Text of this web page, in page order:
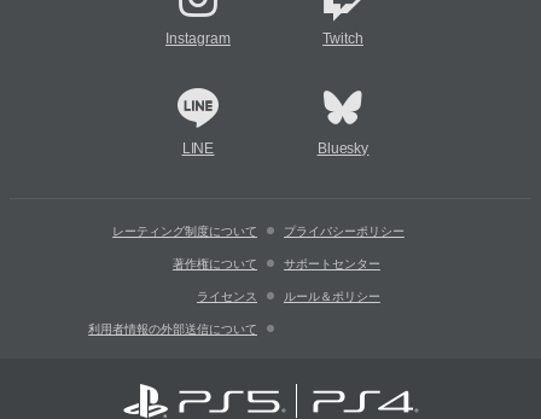
Instagram Twitch
LINE Bluesky
レーティング制度について プライバシーポリシー
著作権について サポートセンター
ライセンス ルール＆ポリシー
利用者情報の外部送信について